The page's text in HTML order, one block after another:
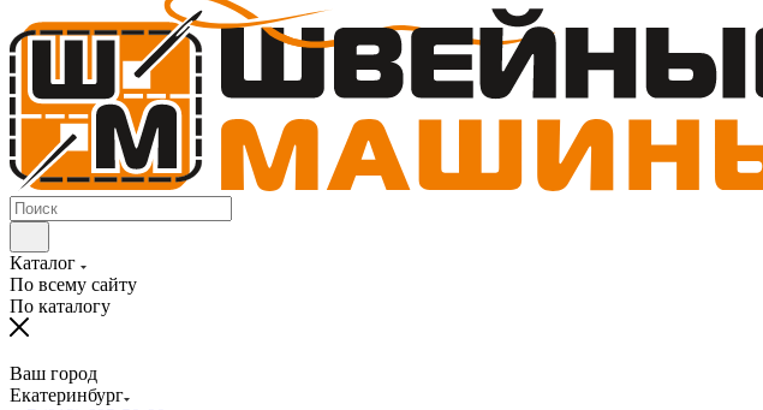
Каталог
По всему сайту
По каталогу
Ваш город
Екатеринбург